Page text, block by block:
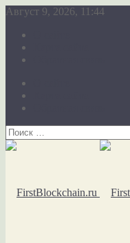
Август 9, 2026, 11:44